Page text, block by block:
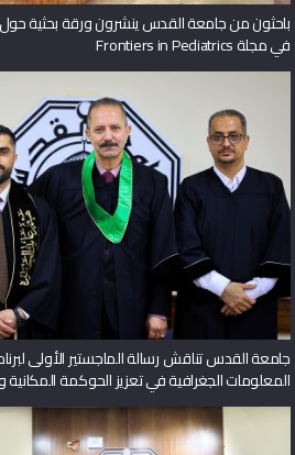
باحثون من جامعة القدس ينشرون ورقة بحثية حول
في مجلة Frontiers in Pediatrics
جامعة القدس تناقش رسالة الماجستير الأولى
المعلومات الجغرافية في تعزيز الحوكمة المكانية